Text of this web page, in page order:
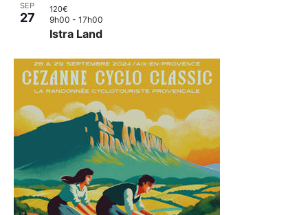
SEP
27
Istra Land
9h00 - 17h00
120€